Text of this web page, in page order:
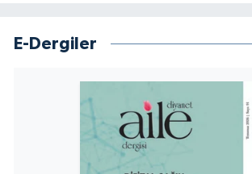
E-Dergiler
Yozgat Müftülüğü